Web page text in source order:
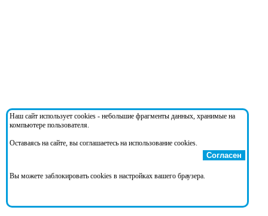
Наш сайт использует cookies - небольшие фрагменты данных, хранимые на
компьютере пользователя.
Оставаясь на сайте, вы соглашаетесь на использование cookies.
Согласен
Вы можете заблокировать cookies в настройках вашего браузера.